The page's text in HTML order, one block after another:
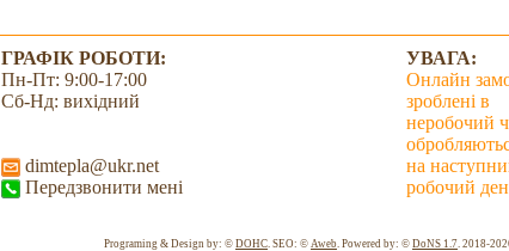
ГРАФІК РОБОТИ:
Пн-Пт: 9:00-17:00
Сб-Нд: вихідний
dimtepla@ukr.net
Передзвонити мені
УВАГА:
Онлайн
зроблені в
неробочий
на
робочий
Programing & Design by: © DOHC. SEO: © Aweb. Powered by: © DoNS 1.7. 2018-